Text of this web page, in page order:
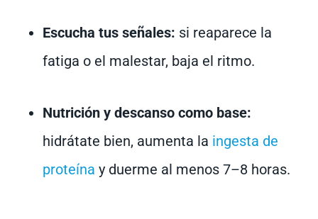
Escucha tus señales: si reaparece la
fatiga o el malestar, baja el ritmo.
Nutrición y descanso como base:
hidrátate bien, aumenta la ingesta de
proteína y duerme al menos 7–8 horas.